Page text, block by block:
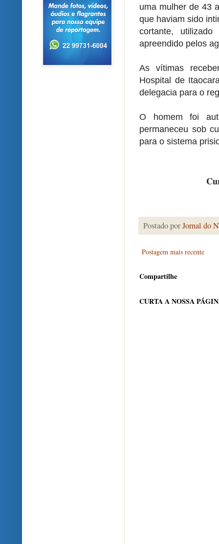
uma mulher de 43
que haviam sido
cortante,
apreendido pelos
As vítimas
Hospital de
delegacia para o
O homem foi
permaneceu sob
para o sistema
Postado porJornal do
Postagem mais recente
Compartilhe
CURTA A NOSSA